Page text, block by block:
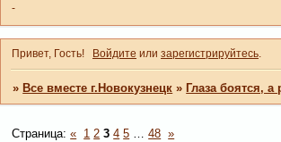
-
Привет, Гость! Войдите или зарегистрируйтесь.
»Все вместе г.Новокузнецк »Глаза боятся, а
Страница:« 1 2 3 4 5 … 48 »